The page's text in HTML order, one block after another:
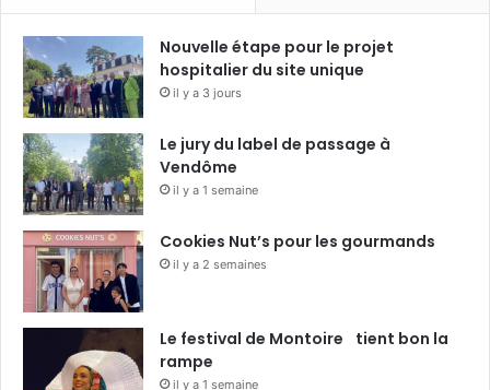
Nouvelle étape pour le projet
hospitalier du site unique
il y a 3 jours
Le jury du label de passage à
Vendôme
il y a 1 semaine
Cookies Nut’s pour les gourmands
il y a 2 semaines
Le festival de Montoire tient bon la
rampe
il y a 1 semaine